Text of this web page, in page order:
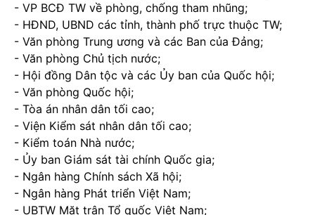
- VP BCĐ TW về phòng, chống tham nhũng;
- HĐND, UBND các tỉnh, thành phố trực thuộc TW;
- Văn phòng Trung ương và các Ban của Đảng;
- Văn phòng Chủ tịch nước;
- Hội đồng Dân tộc và các Ủy ban của Quốc hội;
- Văn phòng Quốc hội;
- Tòa án nhân dân tối cao;
- Viện Kiểm sát nhân dân tối cao;
- Kiểm toán Nhà nước;
- Ủy ban Giám sát tài chính Quốc gia;
- Ngân hàng Chính sách Xã hội;
- Ngân hàng Phát triển Việt Nam;
- UBTW Mặt trận Tổ quốc Việt Nam;